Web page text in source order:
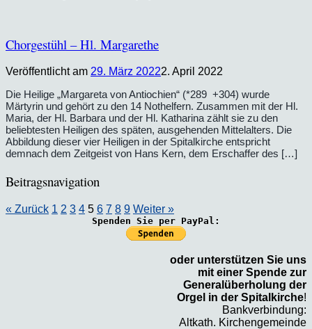
Chorgestühl – Hl. Margarethe
Veröffentlicht am 29. März 20222. April 2022
Die Heilige „Margareta von Antiochien“ (*289 +304) wurde
Märtyrin und gehört zu den 14 Nothelfern. Zusammen mit der Hl.
Maria, der Hl. Barbara und der Hl. Katharina zählt sie zu den
beliebtesten Heiligen des späten, ausgehenden Mittelalters. Die
Abbildung dieser vier Heiligen in der Spitalkirche entspricht
demnach dem Zeitgeist von Hans Kern, dem Erschaffer des […]
Beitragsnavigation
« Zurück 1 2 3 4 5 6 7 8 9 Weiter »
Spenden Sie per PayPal:
oder unterstützen Sie uns
mit einer Spende zur
Generalüberholung der
Orgel in der Spitalkirche!
Bankverbindung:
Altkath. Kirchengemeinde